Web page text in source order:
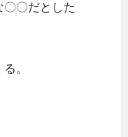
〇だとした
。